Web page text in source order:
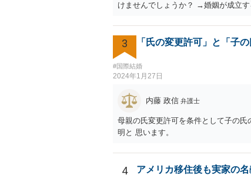
けませんでしょうか？ →婚姻が成立
いうよりは、一方が死亡した際に生
は夫婦生活を営む意思がないので、
3 「氏の変更許可」と「子
#国際結婚
2024年1月27日
内藤 政信 弁護士
母親の氏変更許可を条件として子の
明と 思います。
4 アメリカ移住後も実家の